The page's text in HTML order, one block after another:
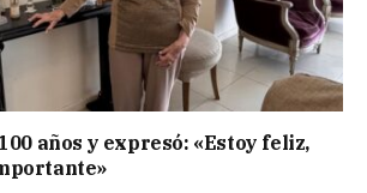
años y expresó: «Estoy feliz,